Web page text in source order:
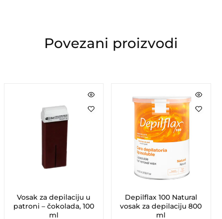
Povezani proizvodi
Vosak za depilaciju u
patroni – čokolada, 100
ml
Depilflax 100 Natural
vosak za depilaciju 800
ml